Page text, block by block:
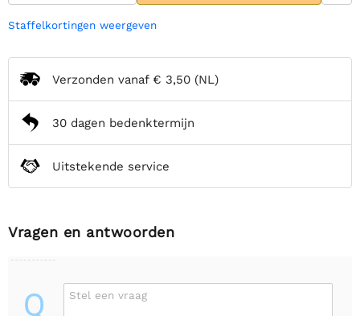
Staffelkortingen weergeven
Verzonden vanaf € 3,50 (NL)
30 dagen bedenktermijn
Uitstekende service
Vragen en antwoorden
Q Stel een vraag